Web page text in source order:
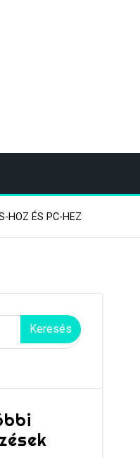
HOZ ÉS PC-HEZ